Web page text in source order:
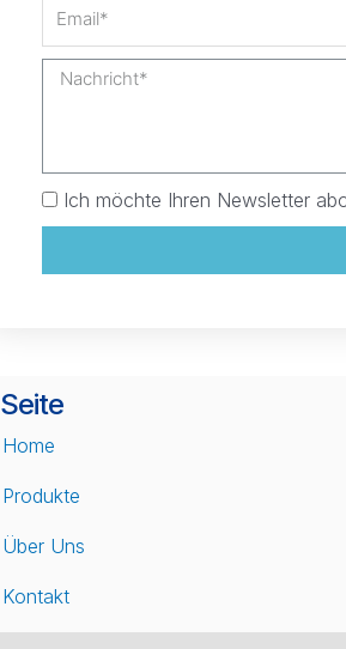
Ich möchte Ihren Newsletter
Seite
Home
Produkte
Über Uns
Kontakt